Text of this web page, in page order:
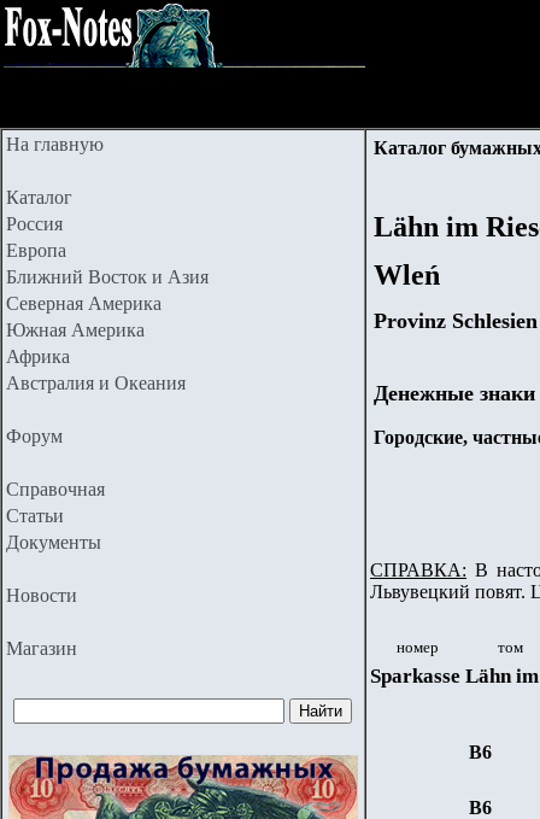
На главную
Каталог
Россия
Европа
Ближний Восток и Азия
Северная Америка
Южная Америка
Африка
Австралия и Океания
Форум
Справочная
Статьи
Документы
Новости
Магазин
Каталог
Lähn im
Wleń
Provinz
Денежные знаки
Городские,
СПРАВКА: В
Львувецкий повят.
номер том
Sparkasse Lähn
В6
В6